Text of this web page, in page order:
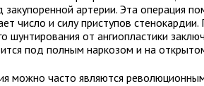
артерии. Эта операция
число и силу приступов стенокардии.
шунтирования от ангиопластики
под полным наркозом и на
можно часто являются